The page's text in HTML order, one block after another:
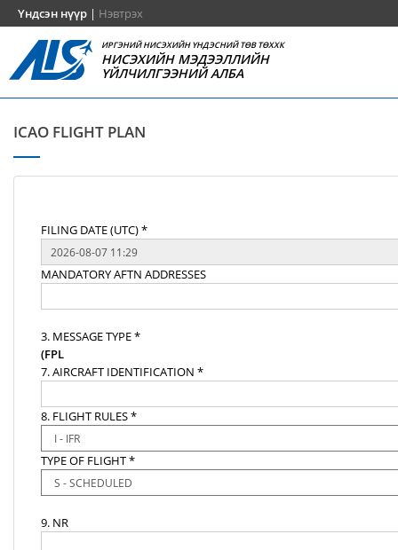
Үндсэн нүүр | Нэвтрэх
ИРГЭНИЙ НИСЭХИЙН ҮНДЭСНИЙ ТӨВ ТӨХХК
НИСЭХИЙН МЭДЭЭЛЛИЙН
ҮЙЛЧИЛГЭЭНИЙ АЛБА
ICAO FLIGHT PLAN
FILING DATE (UTC) *
MANDATORY AFTN ADDRESSES
3. MESSAGE TYPE *
(FPL
7. AIRCRAFT IDENTIFICATION *
8. FLIGHT RULES *
TYPE OF FLIGHT *
9. NR